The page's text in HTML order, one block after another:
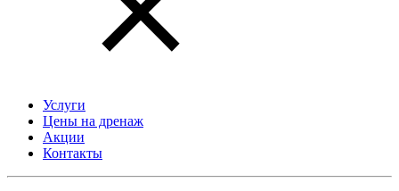
Услуги
Цены на дренаж
Акции
Контакты